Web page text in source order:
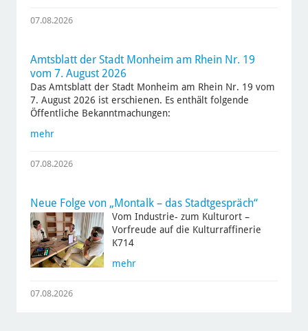
07.08.2026
Amtsblatt der Stadt Monheim am Rhein Nr. 19
vom 7. August 2026
Das Amtsblatt der Stadt Monheim am Rhein Nr. 19 vom
7. August 2026 ist erschienen. Es enthält folgende
Öffentliche Bekanntmachungen:
mehr
07.08.2026
Neue Folge von „Montalk – das Stadtgespräch“
Vom Industrie- zum Kulturort –
Vorfreude auf die Kulturraffinerie
K714
mehr
07.08.2026